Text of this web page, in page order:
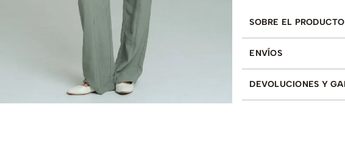
SOBRE EL PRODUCTO
ENVÍOS
DEVOLUCIONES Y